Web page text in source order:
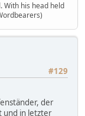
With his head held
#129
der
und in letzter